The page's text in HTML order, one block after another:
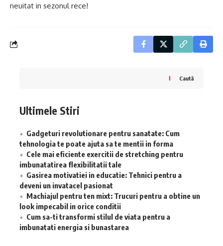
neuitat in sezonul rece!
Caută
Ultimele Stiri
Gadgeturi revolutionare pentru sanatate: Cum
tehnologia te poate ajuta sa te mentii in forma
Cele mai eficiente exercitii de stretching pentru
imbunatatirea flexibilitatii tale
Gasirea motivatiei in educatie: Tehnici pentru a
deveni un invatacel pasionat
Machiajul pentru ten mixt: Trucuri pentru a obtine un
look impecabil in orice conditii
Cum sa-ti transformi stilul de viata pentru a
imbunatati energia si bunastarea